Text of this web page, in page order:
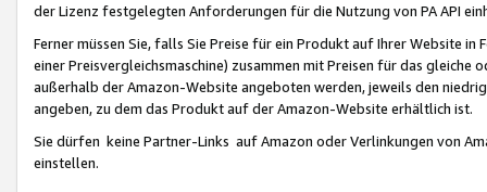
der Lizenz festgelegten Anforderungen für die Nutzung von PA API
Ferner müssen Sie, falls Sie Preise für ein Produkt auf Ihrer Website
einer Preisvergleichsmaschine) zusammen mit Preisen für das
außerhalb der Amazon-Website angeboten werden, jeweils den
angeben, zu dem das Produkt auf der Amazon-Website erhältlich ist.
Sie dürfen keine Partner-Links auf Amazon oder Verlinkungen von
einstellen.